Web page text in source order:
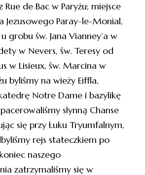
Rue de Bac w Paryżu; miejsce
Jezusowego Paray-le-Monial,
grobu św. Jana Vianney’a w
w Nevers, św. Teresy od
w Lisieux, św. Marcina w
byliśmy na wieży Eiffla,
Notre Dame i bazylikę
słynną Chanse
się przy Łuku Tryumfalnym,
rejs stateczkiem po
naszego
zatrzymaliśmy się w